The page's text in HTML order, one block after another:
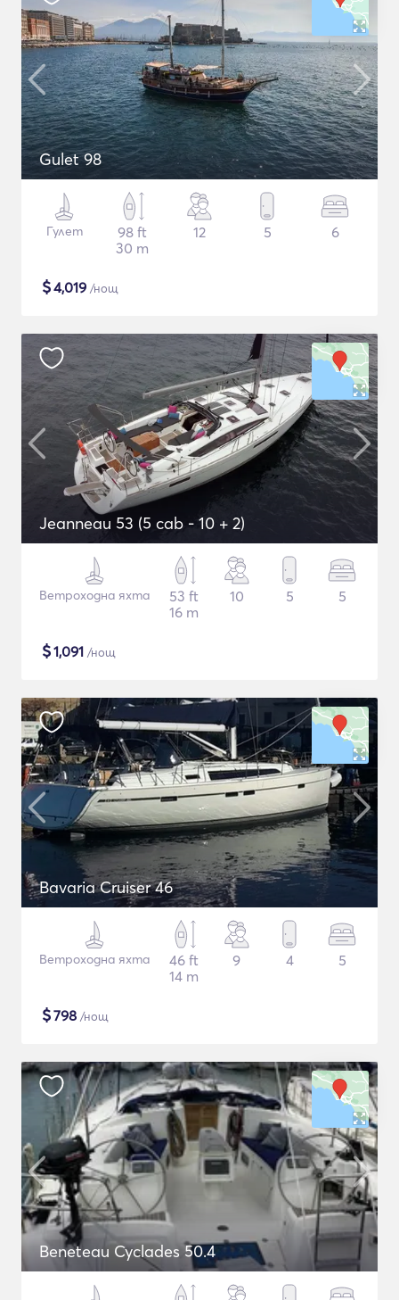
Gulet 98
Гулет
98 ft
30 m
12 5 6
$4,019 /нощ
Jeanneau 53 (5 cab - 10 + 2)
Ветроходна яхта
53 ft
16 m
10 5 5
$1,091 /нощ
Bavaria Cruiser 46
Ветроходна яхта
46 ft
14 m
9 4 5
$798 /нощ
Beneteau Cyclades 50.4